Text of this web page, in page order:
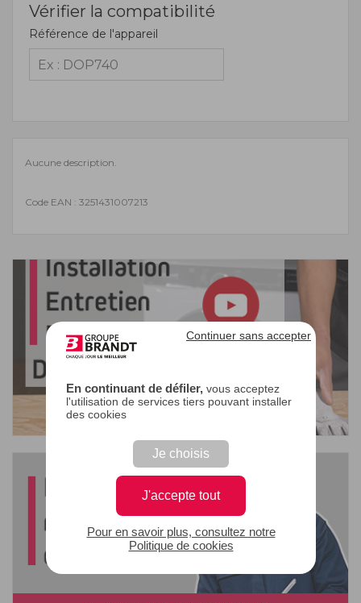
En continuant de défiler,vous acceptez
l'utilisation de services tiers pouvant installer
des cookies
Je choisis
J'accepte tout
Continuer sans accepter
Pour en savoir plus, consultez notre
Politique de cookies
Vérifier la compatibilité
Référence de l'appareil
Aucune description.
Code EAN : 3251431007213